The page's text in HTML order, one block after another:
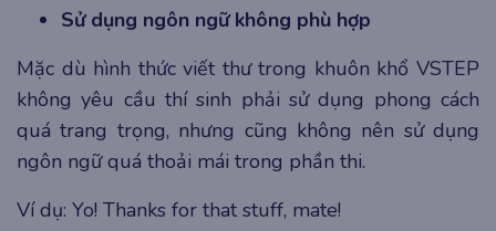
Sử dụng ngôn ngữ không phù hợp
Mặc dù hình thức viết thư trong khuôn khổ VSTEP
không yêu cầu thí sinh phải sử dụng phong cách
quá trang trọng, nhưng cũng không nên sử dụng
ngôn ngữ quá thoải mái trong phần thi.
Ví dụ: Yo! Thanks for that stuff, mate!